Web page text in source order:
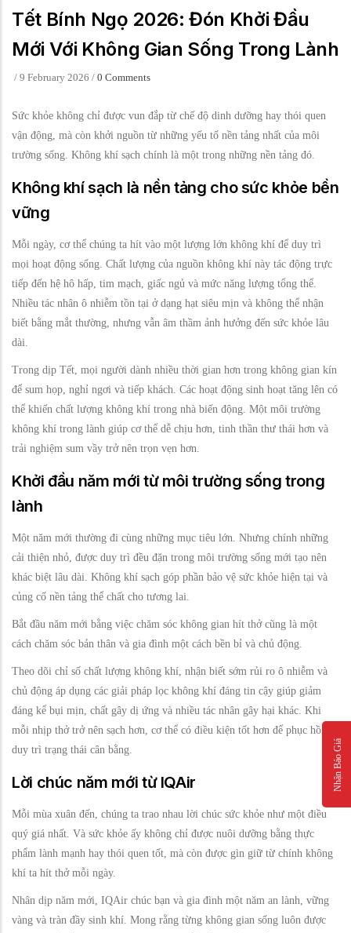
Tết Bính Ngọ 2026: Đón Khởi Đầu
Mới Với Không Gian Sống Trong Lành
/ 9 February 2026 / 0 Comments
Sức khỏe không chỉ được vun đắp từ chế độ dinh dưỡng hay thói quen
vận động, mà còn khởi nguồn từ những yếu tố nền tảng nhất của môi
trường sống. Không khí sạch chính là một trong những nền tảng đó.
Không khí sạch là nền tảng cho sức khỏe bền
vững
Mỗi ngày, cơ thể chúng ta hít vào một lượng lớn không khí để duy trì
mọi hoạt động sống. Chất lượng của nguồn không khí này tác động trực
tiếp đến hệ hô hấp, tim mạch, giấc ngủ và mức năng lượng tổng thể.
Nhiều tác nhân ô nhiễm tồn tại ở dạng hạt siêu mịn và không thể nhận
biết bằng mắt thường, nhưng vẫn âm thầm ảnh hưởng đến sức khỏe lâu
dài.
Trong dịp Tết, mọi người dành nhiều thời gian hơn trong không gian kín
để sum họp, nghỉ ngơi và tiếp khách. Các hoạt động sinh hoạt tăng lên có
thể khiến chất lượng không khí trong nhà biến động. Một môi trường
không khí trong lành giúp cơ thể dễ chịu hơn, tinh thần thư thái hơn và
trải nghiệm sum vầy trở nên trọn vẹn hơn.
Khởi đầu năm mới từ môi trường sống trong
lành
Một năm mới thường đi cùng những mục tiêu lớn. Nhưng chính những
cải thiện nhỏ, được duy trì đều đặn trong môi trường sống mới tạo nên
khác biệt lâu dài. Không khí sạch góp phần bảo vệ sức khỏe hiện tại và
củng cố nền tảng thể chất cho tương lai.
Bắt đầu năm mới bằng việc chăm sóc không gian hít thở cũng là một
cách chăm sóc bản thân và gia đình một cách bền bỉ và chủ động.
Theo dõi chỉ số chất lượng không khí, nhận biết sớm rủi ro ô nhiễm và
chủ động áp dụng các giải pháp lọc không khí đáng tin cậy giúp giảm
đáng kể bụi mịn, chất gây dị ứng và nhiều tác nhân gây hại khác. Khi
mỗi nhịp thở trở nên sạch hơn, cơ thể có điều kiện tốt hơn để phục hồi và
duy trì trạng thái cân bằng.
Lời chúc năm mới từ IQAir
Mỗi mùa xuân đến, chúng ta trao nhau lời chúc sức khỏe như một điều
quý giá nhất. Và sức khỏe ấy không chỉ được nuôi dưỡng bằng thực
phẩm lành mạnh hay thói quen tốt, mà còn được gìn giữ từ chính không
khí ta hít thở mỗi ngày.
Nhân dịp năm mới, IQAir chúc bạn và gia đình một năm an lành, vững
vàng và tràn đầy sinh khí. Mong rằng từng không gian sống luôn được
Nhận Báo Giá